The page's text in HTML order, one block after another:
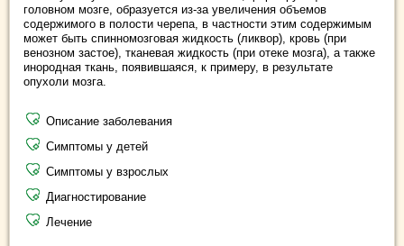
головном мозге, образуется из-за увеличения объемов
содержимого в полости черепа, в частности этим содержимым
может быть спинномозговая жидкость (ликвор), кровь (при
венозном застое), тканевая жидкость (при отеке мозга), а также
инородная ткань, появившаяся, к примеру, в результате
опухоли мозга.
Описание заболевания
Симптомы у детей
Симптомы у взрослых
Диагностирование
Лечение